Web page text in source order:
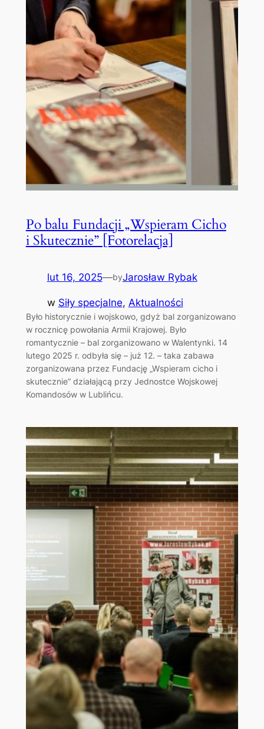
Po balu Fundacji „Wspieram Cicho
i Skutecznie” [Fotorelacja]
lut 16, 2025—byJarosław Rybak
w Siły specjalne, Aktualności
Było historycznie i wojskowo, gdyż bal zorganizowano
w rocznicę powołania Armii Krajowej. Było
romantycznie – bal zorganizowano w Walentynki. 14
lutego 2025 r. odbyła się – już 12. – taka zabawa
zorganizowana przez Fundację „Wspieram cicho i
skutecznie” działającą przy Jednostce Wojskowej
Komandosów w Lublińcu.